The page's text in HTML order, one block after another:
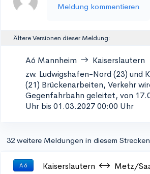
Meldung kommentieren
Ältere Versionen dieser Meldung:
A6 Mannheim Kaiserslautern
zw. Ludwigshafen-Nord (23) und
(21) Brückenarbeiten, Verkehr
Gegenfahrbahn geleitet, von
Uhr bis 01.03.2027 00:00 Uhr
32 weitere Meldungen in diesem
A 6 Kaiserslautern Metz/